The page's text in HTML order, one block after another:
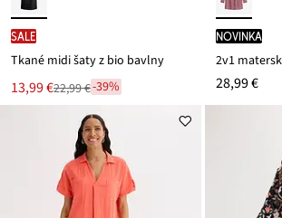
SALE
Tkané midi šaty z bio bavlny
Nová
cena
13,99 €
Zľava 22,99 €-39%
novinka
28,99 €